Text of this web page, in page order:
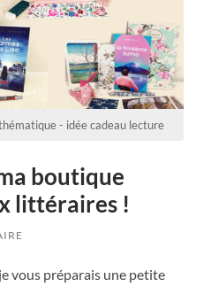
- idée cadeau lecture
boutique
littéraires !
vous préparais une petite